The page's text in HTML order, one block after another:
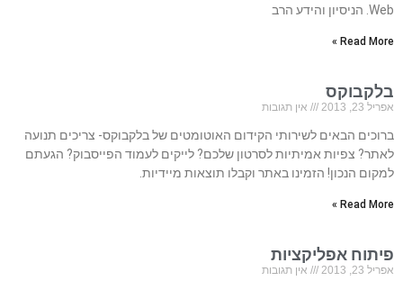
Web. הניסיון והידע הרב
Read More »
בלקבוקס
אפריל 23, 2013 אין תגובות
ברוכים הבאים לשירותי הקידום האוטומטים של בלקבוקס- צריכים תנועה
לאתר? צפיות אמיתיות לסרטון שלכם? לייקים לעמוד הפייסבוק? הגעתם
למקום הנכון! הזמינו באתר וקבלו תוצאות מיידיות.
Read More »
פיתוח אפליקציות
אפריל 23, 2013 אין תגובות